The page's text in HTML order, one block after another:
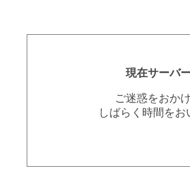
現在サーバ
ご迷惑をおか
しばらく時間を